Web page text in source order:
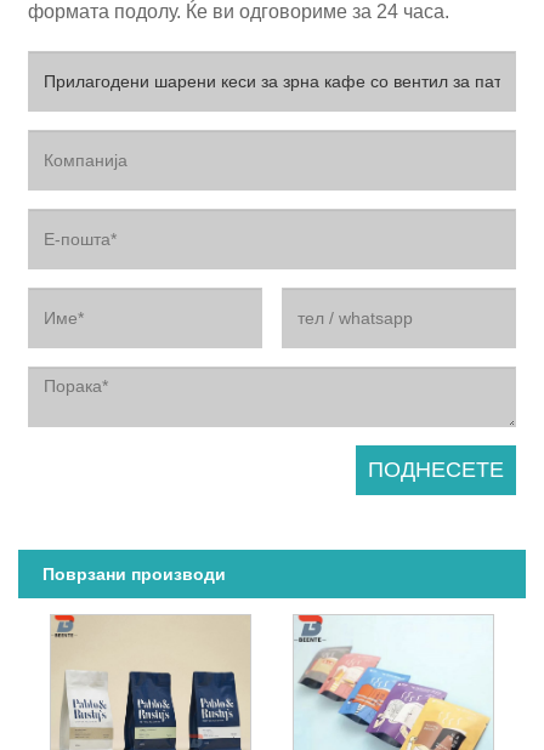
формата подолу. Ќе ви одговориме за 24 часа.
Поврзани производи